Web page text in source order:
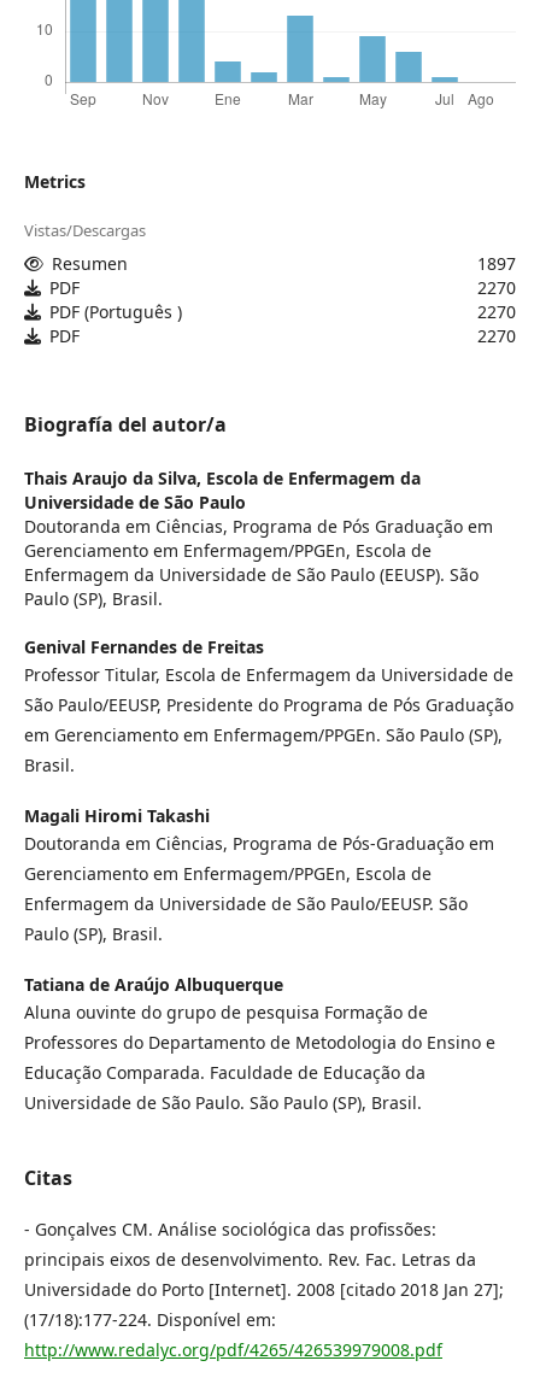
Metrics
Vistas/Descargas
Resumen
1897
PDF
2270
PDF (Português )
2270
PDF
2270
Biografía del autor/a
Thais Araujo da Silva, Escola de Enfermagem da
Universidade de São Paulo
Doutoranda em Ciências, Programa de Pós Graduação em
Gerenciamento em Enfermagem/PPGEn, Escola de
Enfermagem da Universidade de São Paulo (EEUSP). São
Paulo (SP), Brasil.
Genival Fernandes de Freitas
Professor Titular, Escola de Enfermagem da Universidade de
São Paulo/EEUSP, Presidente do Programa de Pós Graduação
em Gerenciamento em Enfermagem/PPGEn. São Paulo (SP),
Brasil.
Magali Hiromi Takashi
Doutoranda em Ciências, Programa de Pós-Graduação em
Gerenciamento em Enfermagem/PPGEn, Escola de
Enfermagem da Universidade de São Paulo/EEUSP. São
Paulo (SP), Brasil.
Tatiana de Araújo Albuquerque
Aluna ouvinte do grupo de pesquisa Formação de
Professores do Departamento de Metodologia do Ensino e
Educação Comparada. Faculdade de Educação da
Universidade de São Paulo. São Paulo (SP), Brasil.
Citas
- Gonçalves CM. Análise sociológica das profissões:
principais eixos de desenvolvimento. Rev. Fac. Letras da
Universidade do Porto [Internet]. 2008 [citado 2018 Jan 27];
(17/18):177-224. Disponível em:
http://www.redalyc.org/pdf/4265/426539979008.pdf